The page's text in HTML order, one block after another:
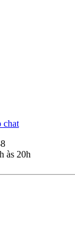
chat
às 20h